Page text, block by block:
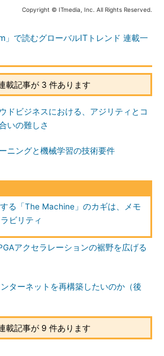
Copyright © ITmedia, Inc. All Rights Reserved.
」で読むグローバルITトレンド 連載一
載記事が 3 件あります
ドビジネスにおける、アジリティとコ
いの難しさ
ニングと機械学習の技術要件
る「The Machine」のカギは、メモ
ビリティ
アクセラレーションの裾野を広げる
ターネットを再構築したいのか（後
載記事が 9 件あります